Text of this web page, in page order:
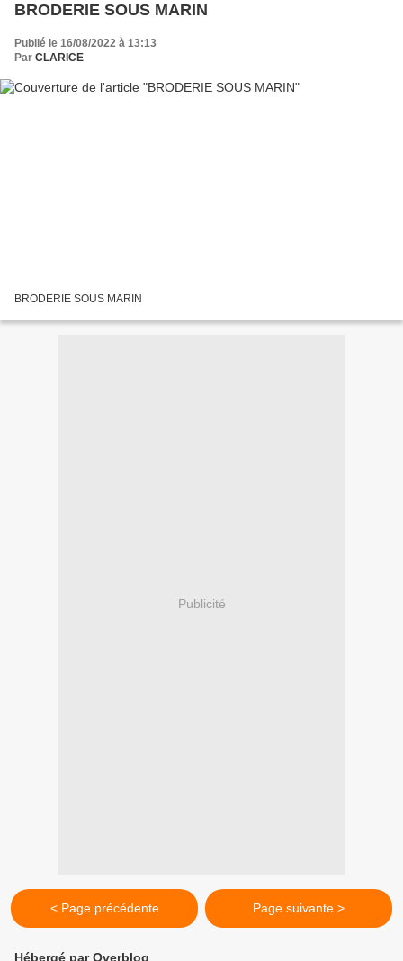
BRODERIE SOUS MARIN
Publié le 16/08/2022 à 13:13
Par CLARICE
BRODERIE SOUS MARIN
Publicité
< Page précédente Page suivante >
Hébergé par Overblog